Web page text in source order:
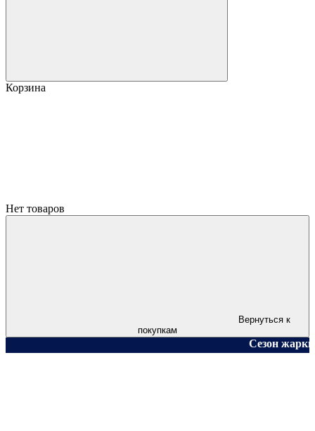
Корзина
Нет товаров
Вернуться к
покупкам
Сезон жарких скидок!.